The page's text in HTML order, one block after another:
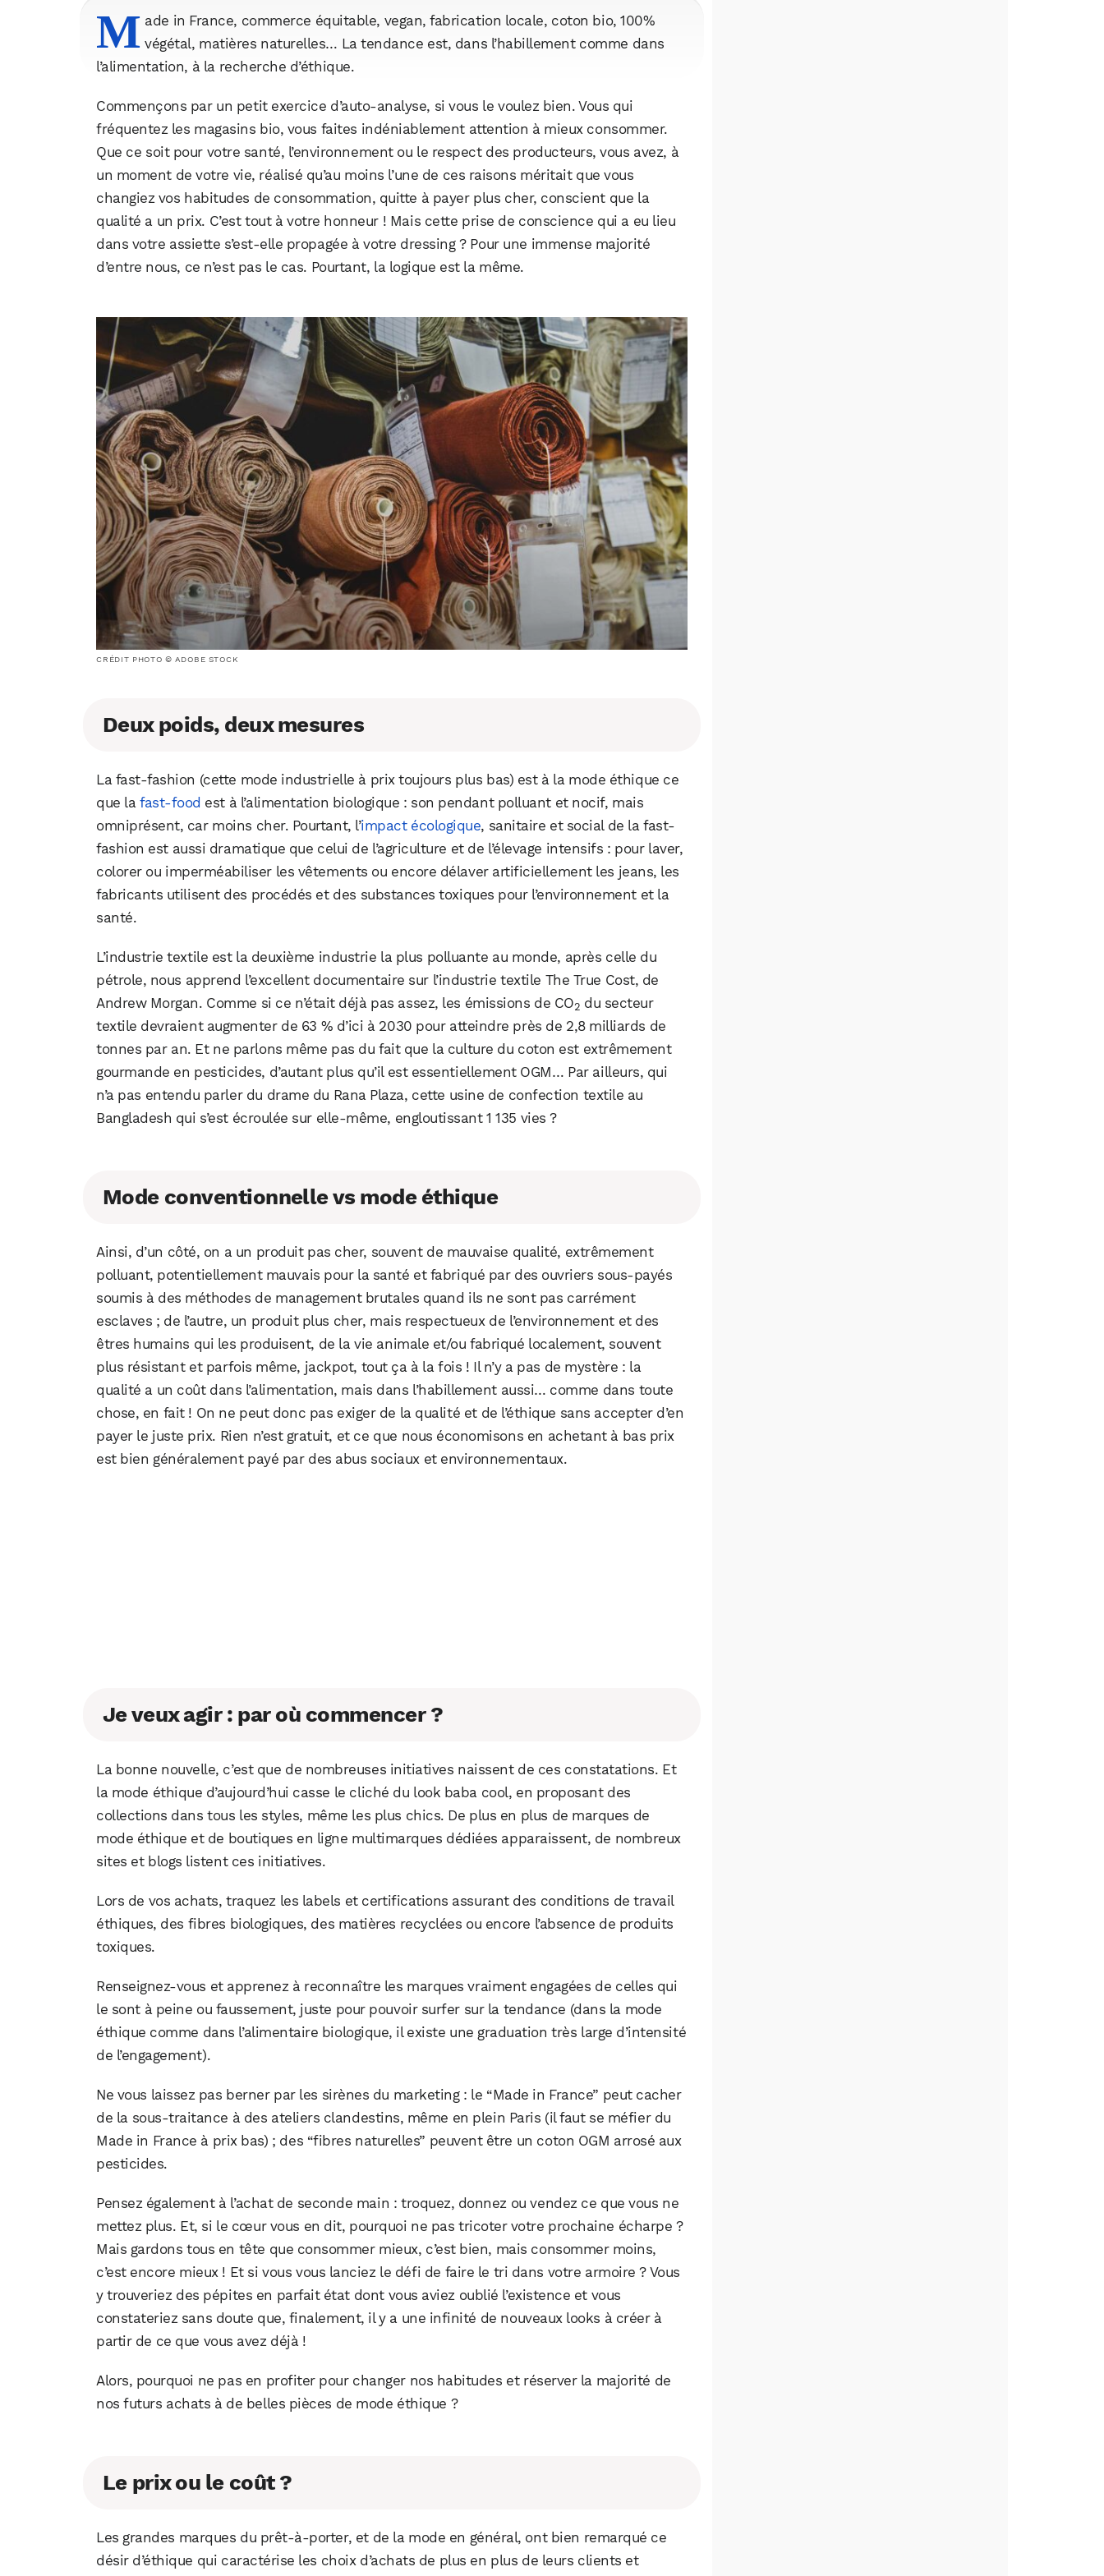
M ade in France, commerce équitable, vegan, fabrication locale, coton bio, 100%
végétal, matières naturelles… La tendance est, dans l’habillement comme dans
l’alimentation, à la recherche d’éthique.
Commençons par un petit exercice d’auto-analyse, si vous le voulez bien. Vous qui
fréquentez les magasins bio, vous faites indéniablement attention à mieux consommer.
Que ce soit pour votre santé, l’environnement ou le respect des producteurs, vous avez, à
un moment de votre vie, réalisé qu’au moins l’une de ces raisons méritait que vous
changiez vos habitudes de consommation, quitte à payer plus cher, conscient que la
qualité a un prix. C’est tout à votre honneur ! Mais cette prise de conscience qui a eu lieu
dans votre assiette s’est-elle propagée à votre dressing ? Pour une immense majorité
d’entre nous, ce n’est pas le cas. Pourtant, la logique est la même.
CRÉDIT PHOTO © ADOBE STOCK
Deux poids, deux mesures
La fast-fashion (cette mode industrielle à prix toujours plus bas) est à la mode éthique ce
que lafast-food est à l’alimentation biologique : son pendant polluant et nocif, mais
omniprésent, car moins cher. Pourtant, l’impact écologique, sanitaire et social de la fast-
fashion est aussi dramatique que celui de l’agriculture et de l’élevage intensifs : pour laver,
colorer ou imperméabiliser les vêtements ou encore délaver artificiellement les jeans, les
fabricants utilisent des procédés et des substances toxiques pour l’environnement et la
santé.
L’industrie textile est la deuxième industrie la plus polluante au monde, après celle du
pétrole, nous apprend l’excellent documentaire sur l’industrie textile The True Cost, de
Andrew Morgan. Comme si ce n’était déjà pas assez, les émissions de CO2 du secteur
textile devraient augmenter de 63 % d’ici à 2030 pour atteindre près de 2,8 milliards de
tonnes par an. Et ne parlons même pas du fait que la culture du coton est extrêmement
gourmande en pesticides, d’autant plus qu’il est essentiellement OGM… Par ailleurs, qui
n’a pas entendu parler du drame du Rana Plaza, cette usine de confection textile au
Bangladesh qui s’est écroulée sur elle-même, engloutissant 1 135 vies ?
Mode conventionnelle vs mode éthique
Ainsi, d’un côté, on a un produit pas cher, souvent de mauvaise qualité, extrêmement
polluant, potentiellement mauvais pour la santé et fabriqué par des ouvriers sous-payés
soumis à des méthodes de management brutales quand ils ne sont pas carrément
esclaves ; de l’autre, un produit plus cher, mais respectueux de l’environnement et des
êtres humains qui les produisent, de la vie animale et/ou fabriqué localement, souvent
plus résistant et parfois même, jackpot, tout ça à la fois ! Il n’y a pas de mystère : la
qualité a un coût dans l’alimentation, mais dans l’habillement aussi… comme dans toute
chose, en fait ! On ne peut donc pas exiger de la qualité et de l’éthique sans accepter d’en
payer le juste prix. Rien n’est gratuit, et ce que nous économisons en achetant à bas prix
est bien généralement payé par des abus sociaux et environnementaux.
Je veux agir : par où commencer ?
La bonne nouvelle, c’est que de nombreuses initiatives naissent de ces constatations. Et
la mode éthique d’aujourd’hui casse le cliché du look baba cool, en proposant des
collections dans tous les styles, même les plus chics. De plus en plus de marques de
mode éthique et de boutiques en ligne multimarques dédiées apparaissent, de nombreux
sites et blogs listent ces initiatives.
Lors de vos achats, traquez les labels et certifications assurant des conditions de travail
éthiques, des fibres biologiques, des matières recyclées ou encore l’absence de produits
toxiques.
Renseignez-vous et apprenez à reconnaître les marques vraiment engagées de celles qui
le sont à peine ou faussement, juste pour pouvoir surfer sur la tendance (dans la mode
éthique comme dans l’alimentaire biologique, il existe une graduation très large d’intensité
de l’engagement).
Ne vous laissez pas berner par les sirènes du marketing : le “Made in France” peut cacher
de la sous-traitance à des ateliers clandestins, même en plein Paris (il faut se méfier du
Made in France à prix bas) ; des “fibres naturelles” peuvent être un coton OGM arrosé aux
pesticides.
Pensez également à l’achat de seconde main : troquez, donnez ou vendez ce que vous ne
mettez plus. Et, si le cœur vous en dit, pourquoi ne pas tricoter votre prochaine écharpe ?
Mais gardons tous en tête que consommer mieux, c’est bien, mais consommer moins,
c’est encore mieux ! Et si vous vous lanciez le défi de faire le tri dans votre armoire ? Vous
y trouveriez des pépites en parfait état dont vous aviez oublié l’existence et vous
constateriez sans doute que, finalement, il y a une infinité de nouveaux looks à créer à
partir de ce que vous avez déjà !
Alors, pourquoi ne pas en profiter pour changer nos habitudes et réserver la majorité de
nos futurs achats à de belles pièces de mode éthique ?
Le prix ou le coût ?
Les grandes marques du prêt-à-porter, et de la mode en général, ont bien remarqué ce
désir d’éthique qui caractérise les choix d’achats de plus en plus de leurs clients et